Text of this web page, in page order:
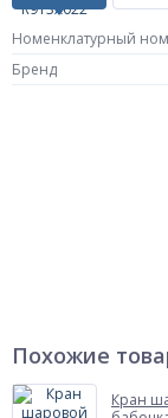
Номенклатурный
Бренд
Похожие
Кран